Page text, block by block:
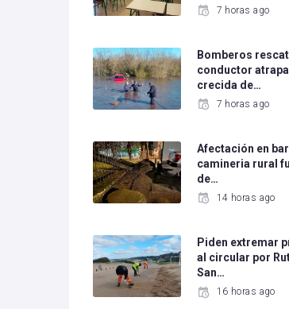
7 horas ago
Bomberos
conductor
crecida de…
7 horas ago
Afectación en
camineria rural
de…
14 horas ago
Piden extremar
al circular por
San…
16 horas ago